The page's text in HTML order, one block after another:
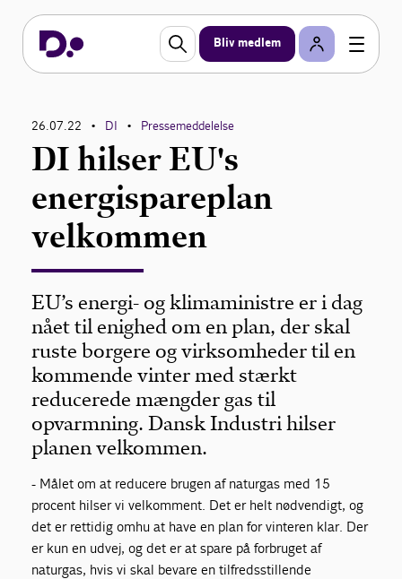
Bliv medlem
26.07.22 • DI • Pressemeddelelse
DI hilser EU's
energispareplan
velkommen
EU’s energi- og klimaministre er i dag
nået til enighed om en plan, der skal
ruste borgere og virksomheder til en
kommende vinter med stærkt
reducerede mængder gas til
opvarmning. Dansk Industri hilser
planen velkommen.
- Målet om at reducere brugen af naturgas med 15
procent hilser vi velkomment. Det er helt nødvendigt, og
det er rettidig omhu at have en plan for vinteren klar. Der
er kun en udvej, og det er at spare på forbruget af
naturgas, hvis vi skal bevare en tilfredsstillende